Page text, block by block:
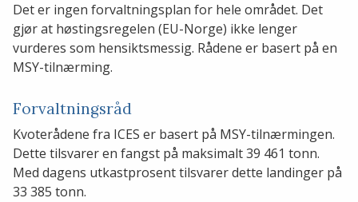
Det er ingen forvaltningsplan for hele området. Det
gjør at høstingsregelen (EU-Norge) ikke lenger
vurderes som hensiktsmessig. Rådene er basert på en
MSY-tilnærming.
Forvaltningsråd
Kvoterådene fra ICES er basert på MSY-tilnærmingen.
Dette tilsvarer en fangst på maksimalt 39 461 tonn.
Med dagens utkastprosent tilsvarer dette landinger på
33 385 tonn.